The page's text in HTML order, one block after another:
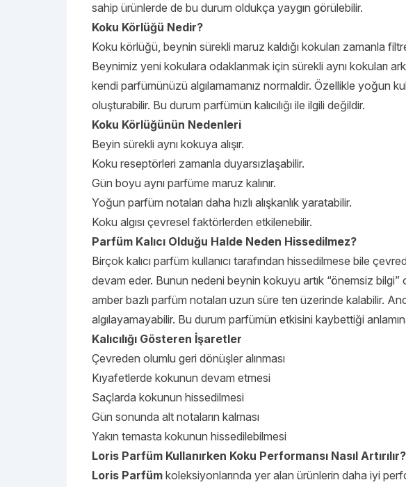
sahip ürünlerde de bu durum oldukça yaygın görülebilir.
Koku Körlüğü Nedir?
Koku körlüğü, beynin sürekli maruz kaldığı kokuları zamanla
Beynimiz yeni kokulara odaklanmak için sürekli aynı kokuları
kendi parfümünüzü algılamamanız normaldir. Özellikle yoğun
oluşturabilir. Bu durum parfümün kalıcılığı ile ilgili değildir.
Koku Körlüğünün Nedenleri
Beyin sürekli aynı kokuya alışır.
Koku reseptörleri zamanla duyarsızlaşabilir.
Gün boyu aynı parfüme maruz kalınır.
Yoğun parfüm notaları daha hızlı alışkanlık yaratabilir.
Koku algısı çevresel faktörlerden etkilenebilir.
Parfüm Kalıcı Olduğu Halde Neden Hissedilmez?
Birçok kalıcı parfüm kullanıcı tarafından hissedilmese bile
devam eder. Bunun nedeni beynin kokuyu artık “önemsiz bilgi”
amber bazlı parfüm notaları uzun süre ten üzerinde kalabilir.
algılayamayabilir. Bu durum parfümün etkisini kaybettiği
Kalıcılığı Gösteren İşaretler
Çevreden olumlu geri dönüşler alınması
Kıyafetlerde kokunun devam etmesi
Saçlarda kokunun hissedilmesi
Gün sonunda alt notaların kalması
Yakın temasta kokunun hissedilebilmesi
Loris Parfüm Kullanırken Koku Performansı Nasıl Artırılır?
Loris Parfüm koleksiyonlarında yer alan ürünlerin daha iyi